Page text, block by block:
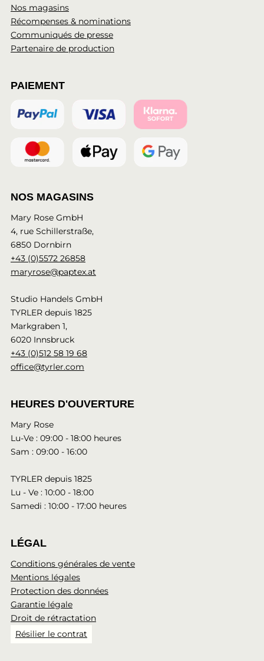
Nos magasins
Récompenses & nominations
Communiqués de presse
Partenaire de production
PAIEMENT
NOS MAGASINS
Mary Rose GmbH
4, rue Schillerstraße,
6850 Dornbirn
+43 (0)5572 26858
maryrose@paptex.at
Studio Handels GmbH
TYRLER depuis 1825
Markgraben 1,
6020 Innsbruck
+43 (0)512 58 19 68
office@tyrler.com
HEURES D'OUVERTURE
Mary Rose
Lu-Ve : 09:00 - 18:00 heures
Sam : 09:00 - 16:00
TYRLER depuis 1825
Lu - Ve : 10:00 - 18:00
Samedi : 10:00 - 17:00 heures
LÉGAL
Conditions générales de vente
Mentions légales
Protection des données
Garantie légale
Droit de rétractation
Résilier le contrat